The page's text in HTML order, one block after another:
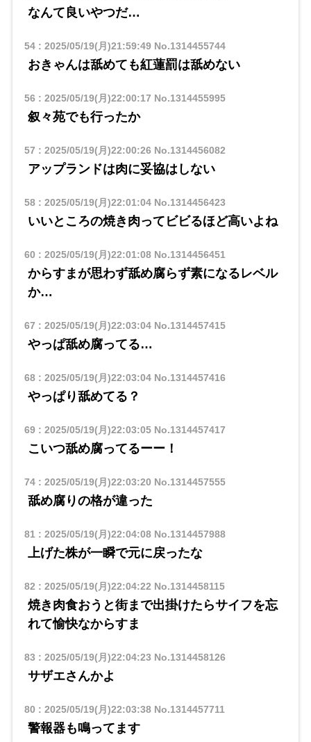
なんて良いやつだ…
54: 2025/05/19(月)21:59:49No.1314455744
おきゃんは舐めても紅蓮罰は舐めない
56 : 2025/05/19(月)22:00:17 No.1314455995
叙々苑でも行ったか
57 : 2025/05/19(月)22:00:26 No.1314456082
アップランドは肉に妥協はしない
58: 2025/05/19(月)22:01:04No.1314456423
いいところの焼き肉ってビビるほど高いよね
60 : 2025/05/19(月)22:01:08No.1314456451
からすまが思わず舐め腐らず素になるレベル
か…
67 : 2025/05/19(月)22:03:04No.1314457415
やっぱ舐め腐ってる…
68: 2025/05/19(月)22:03:04No.1314457416
やっぱり舐めてる？
69: 2025/05/19(月)22:03:05No.1314457417
こいつ舐め腐ってるーー！
74: 2025/05/19(月)22:03:20 No.1314457555
舐め腐りの格が違った
81 : 2025/05/19(月)22:04:08No.1314457988
上げた株が一瞬で元に戻ったな
82 : 2025/05/19(月)22:04:22 No.1314458115
焼き肉食おうと街まで出掛けたらサイフを忘
れて愉快なからすま
83 : 2025/05/19(月)22:04:23 No.1314458126
サザエさんかよ
80 : 2025/05/19(月)22:03:38No.1314457711
警報器も鳴ってます